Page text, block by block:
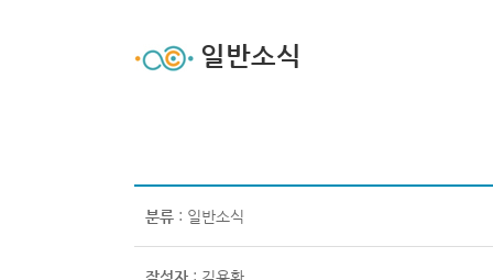
일반소식
분류 : 일반소식